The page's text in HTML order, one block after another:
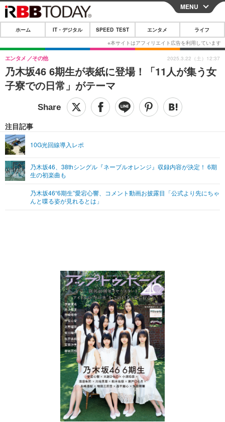
CLOSE
ホーム
IT・デジタル
IT・デジタルTOP スマートフォン
ショッピング その他
SPEED TEST
エンタメTOP 映画・ドラマ
グラビア
ショッピング その他
ライフTOP
その他
リリース一覧
プッシュ通知の停止方法
MENU
ホーム IT・デジタル SPEED TEST エンタメ ライフ
乃木坂46 6期生が表紙に登場！「11人が集う女
子寮での日常」がテーマ
エンタメ その他
注目記事
10G光回線導入レポ
乃木坂46、38thシングル『ネーブルオレンジ』収録内容が決定！ 6期
生の初楽曲も
乃木坂46“6期生”愛宕心響、コメント動画お披露目「公式より先にちゃ
んと喋る姿が見れるとは」
2025.3.22（土）12:37